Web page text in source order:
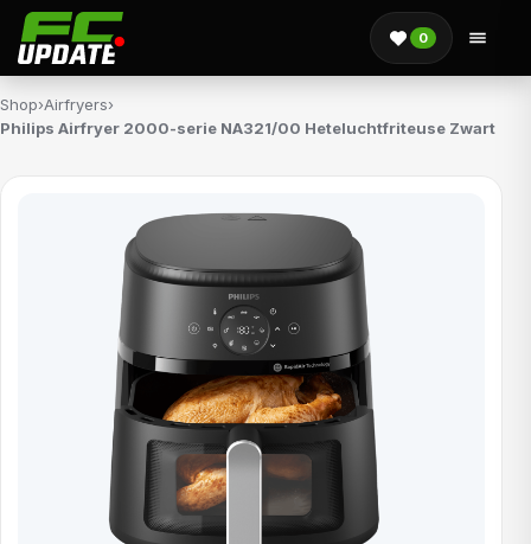
0
Shop›Airfryers›
Philips Airfryer 2000-serie NA321/00 Heteluchtfriteuse Zwart